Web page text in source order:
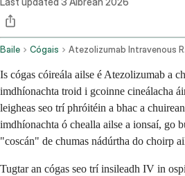
Baile Cógais
Is cógas cóireála ailse é Atezolizumab a
imdhíonachta troid i gcoinne cineálacha
leigheas seo trí phróitéin a bhac a
imdhíonachta ó chealla ailse a ionsaí, go
"coscán" de chumas nádúrtha do choirp
Tugtar an cógas seo trí insileadh IV in